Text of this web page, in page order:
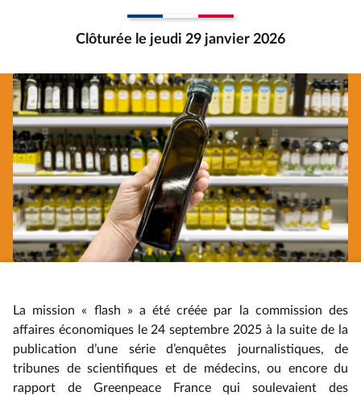
Clôturée le jeudi 29 janvier 2026
La mission « flash » a été créée par la commission des
affaires économiques le 24 septembre 2025 à la suite de la
publication d’une série d’enquêtes journalistiques, de
tribunes de scientifiques et de médecins, ou encore du
rapport de Greenpeace France qui soulevaient des